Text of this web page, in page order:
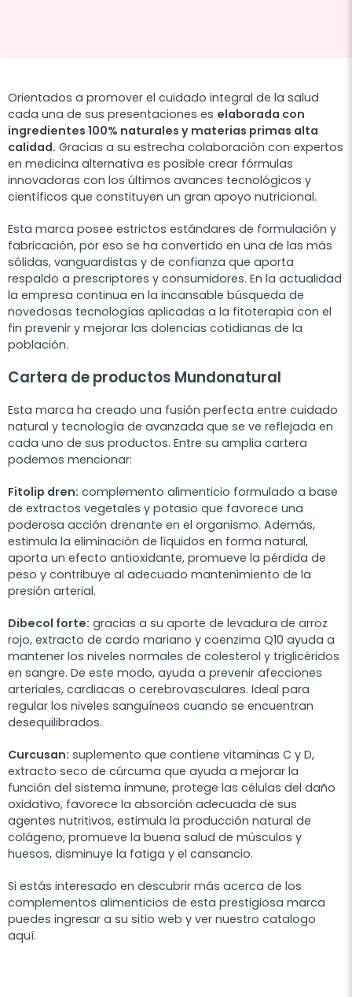
Orientados a promover el cuidado integral de la salud
cada una de sus presentaciones es elaborada con
ingredientes 100% naturales y materias primas alta
calidad. Gracias a su estrecha colaboración con expertos
en medicina alternativa es posible crear fórmulas
innovadoras con los últimos avances tecnológicos y
científicos que constituyen un gran apoyo nutricional.
Esta marca posee estrictos estándares de formulación y
fabricación, por eso se ha convertido en una de las más
sólidas, vanguardistas y de confianza que aporta
respaldo a prescriptores y consumidores. En la actualidad
la empresa continua en la incansable búsqueda de
novedosas tecnologías aplicadas a la fitoterapia con el
fin prevenir y mejorar las dolencias cotidianas de la
población.
Cartera de productos Mundonatural
Esta marca ha creado una fusión perfecta entre cuidado
natural y tecnología de avanzada que se ve reflejada en
cada uno de sus productos. Entre su amplia cartera
podemos mencionar:
Fitolip dren: complemento alimenticio formulado a base
de extractos vegetales y potasio que favorece una
poderosa acción drenante en el organismo. Además,
estimula la eliminación de líquidos en forma natural,
aporta un efecto antioxidante, promueve la pérdida de
peso y contribuye al adecuado mantenimiento de la
presión arterial.
Dibecol forte: gracias a su aporte de levadura de arroz
rojo, extracto de cardo mariano y coenzima Q10 ayuda a
mantener los niveles normales de colesterol y triglicéridos
en sangre. De este modo, ayuda a prevenir afecciones
arteriales, cardiacas o cerebrovasculares. Ideal para
regular los niveles sanguíneos cuando se encuentran
desequilibrados.
Curcusan: suplemento que contiene vitaminas C y D,
extracto seco de cúrcuma que ayuda a mejorar la
función del sistema inmune, protege las células del daño
oxidativo, favorece la absorción adecuada de sus
agentes nutritivos, estimula la producción natural de
colágeno, promueve la buena salud de músculos y
huesos, disminuye la fatiga y el cansancio.
Si estás interesado en descubrir más acerca de los
complementos alimenticios de esta prestigiosa marca
puedes ingresar a su sitio web y ver nuestro catalogo
aquí.